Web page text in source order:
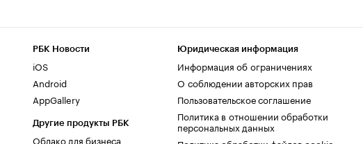
РБК Новости
iOS
Android
AppGallery
Другие продукты РБК
Облако для бизнеса
Юридическая информация
Информация об ограничениях
О соблюдении авторских прав
Пользовательское соглашение
Политика в отношении обработки
персональных данных